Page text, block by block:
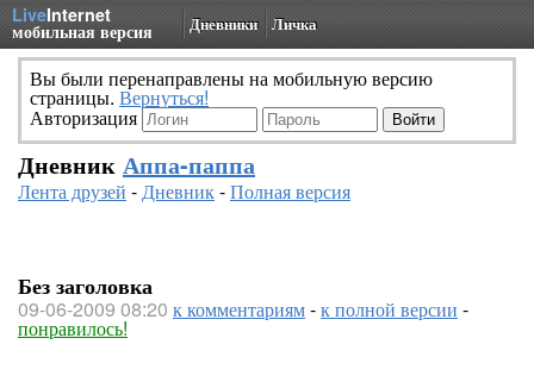
LiveInternet
мобильная версия Дневники Личка
Вы были перенаправлены на мобильную версию
страницы. Вернуться!
Авторизация
Дневник Аппа-паппа
Лента друзей -Дневник-Полная версия
Без заголовка
09-06-2009 08:20 к комментариям-к полной версии -
понравилось!